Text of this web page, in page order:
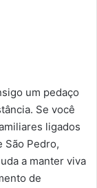
um pedaço
Se você
ligados
São Pedro,
a manter viva
de